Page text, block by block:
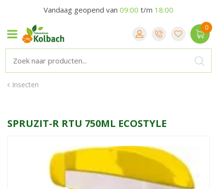
Insecten
Vandaag geopend van 09:00 t/m 18:00
SPRUZIT-R RTU 750ML ECOSTYLE